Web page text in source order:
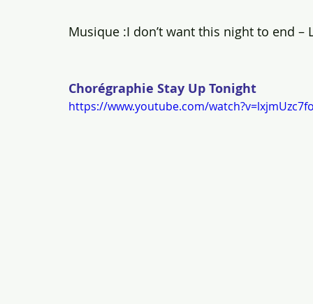
Musique :I don’t want this night to end –
Chorégraphie Stay Up Tonight
https://www.youtube.com/